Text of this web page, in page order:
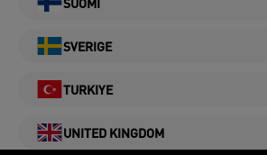
SUOMI
SVERIGE
TURKIYE
UNITED KINGDOM